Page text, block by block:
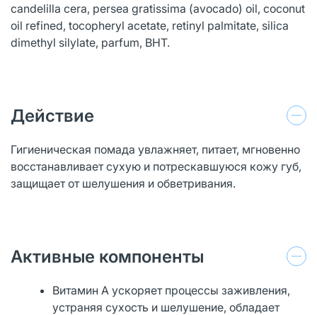
candelilla cera, persea gratissima (avocado) oil, coconut
oil refined, tocopheryl acetate, retinyl palmitate, silica
dimethyl silylate, parfum, BHT.
Действие
Гигиеническая помада увлажняет, питает, мгновенно
восстанавливает сухую и потрескавшуюся кожу губ,
защищает от шелушения и обветривания.
Активные компоненты
Витамин А ускоряет процессы заживления,
устраняя сухость и шелушение, обладает